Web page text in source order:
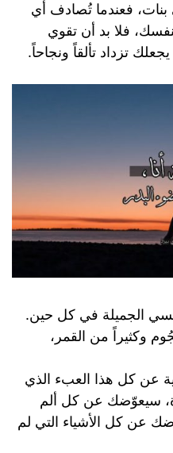
فعندما تُصادف أي
فلا بد أن تقوي
تزداد تألقاً ونجاحاً.
الجميلة في كل حين.
وكثيراً من القمر،
عن كل هذا العبء الذي
سيعوّضك عن كل ألم
عن كل الأشياء التي لم